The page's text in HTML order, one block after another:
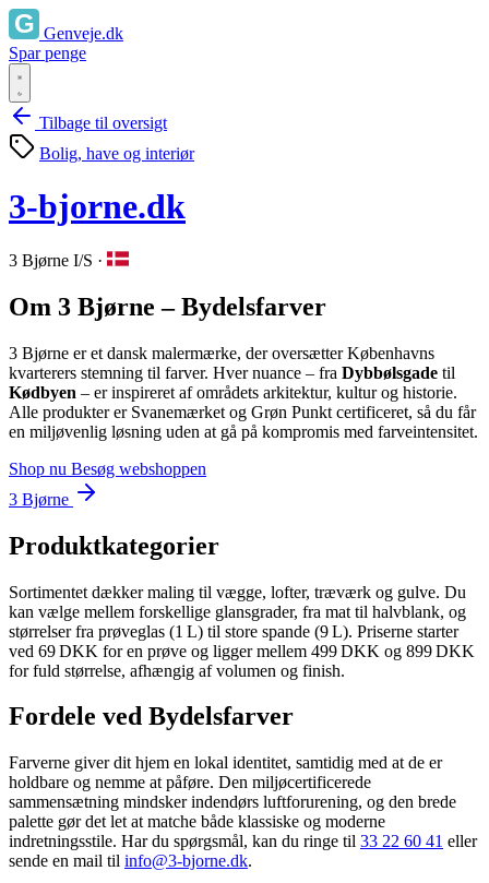
Genveje.dk
Spar penge
Tilbage til oversigt
Bolig, have og interiør
3-bjorne.dk
3 Bjørne I/S ·
Om 3 Bjørne – Bydelsfarver
3 Bjørne er et dansk malermærke, der oversætter Københavns
kvarterers stemning til farver. Hver nuance – fra Dybbølsgade til
Kødbyen – er inspireret af områdets arkitektur, kultur og historie.
Alle produkter er Svanemærket og Grøn Punkt certificeret, så du får
en miljøvenlig løsning uden at gå på kompromis med farveintensitet.
Shop nu Besøg webshoppen
3 Bjørne
Produktkategorier
Sortimentet dækker maling til vægge, lofter, træværk og gulve. Du
kan vælge mellem forskellige glansgrader, fra mat til halvblank, og
størrelser fra prøveglas (1 L) til store spande (9 L). Priserne starter
ved 69 DKK for en prøve og ligger mellem 499 DKK og 899 DKK
for fuld størrelse, afhængig af volumen og finish.
Fordele ved Bydelsfarver
Farverne giver dit hjem en lokal identitet, samtidig med at de er
holdbare og nemme at påføre. Den miljøcertificerede
sammensætning mindsker indendørs luftforurening, og den brede
palette gør det let at matche både klassiske og moderne
indretningsstile. Har du spørgsmål, kan du ringe til 33 22 60 41 eller
sende en mail til info@3-bjorne.dk.